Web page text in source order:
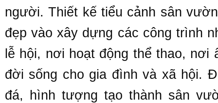
người. Thiết kế tiểu cảnh sân
đẹp vào xây dựng các công trình
lễ hội, nơi hoạt động thể thao,
đời sống cho gia đình và xã hội.
đá, hình tượng tạo thành sân